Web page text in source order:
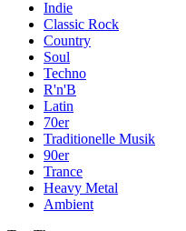
Indie
Classic Rock
Country
Soul
Techno
R'n'B
Latin
70er
Traditionelle Musik
90er
Trance
Heavy Metal
Ambient